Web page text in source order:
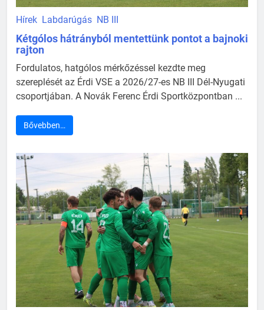
Hírek Labdarúgás NB III
Kétgólos hátrányból mentettünk pontot a bajnoki
rajton
Fordulatos, hatgólos mérkőzéssel kezdte meg
szereplését az Érdi VSE a 2026/27-es NB III Dél-Nyugati
csoportjában. A Novák Ferenc Érdi Sportközpontban ...
Bővebben…